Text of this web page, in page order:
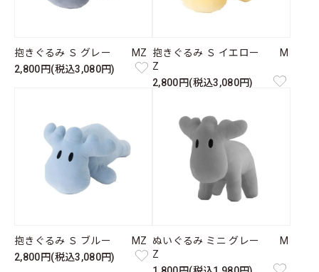
抱きぐるみ Ｓ グレー MZ
2,800円(税込3,080円)
抱きぐるみ Ｓ イエロー M
Z
2,800円(税込3,080円)
抱きぐるみ Ｓ ブルー MZ
2,800円(税込3,080円)
ぬいぐるみ ミニ グレー M
Z